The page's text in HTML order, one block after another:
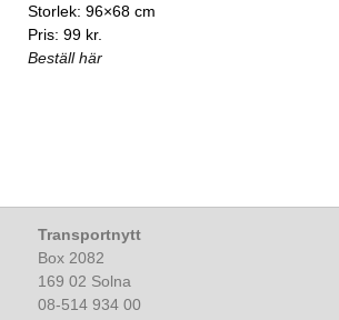
Storlek: 96×68 cm
Pris: 99 kr.
Beställ här
Transportnytt
Box 2082
169 02 Solna
08-514 934 00